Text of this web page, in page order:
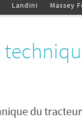
Landini Massey
du